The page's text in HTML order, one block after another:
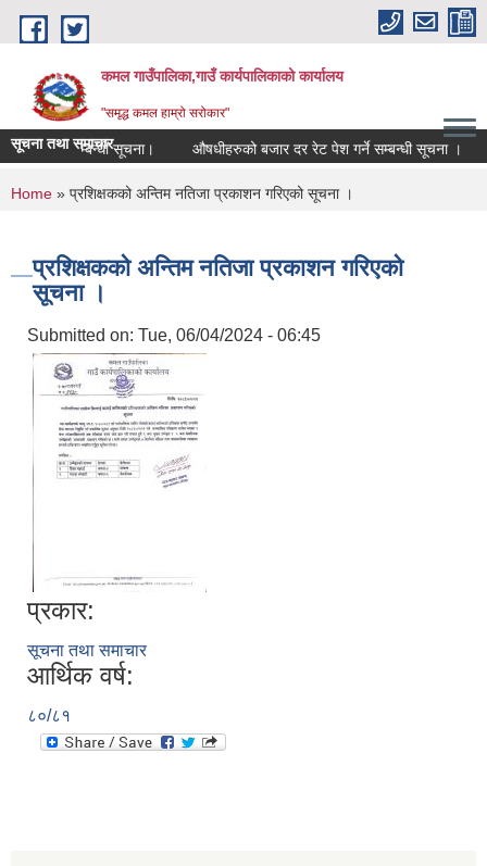
Skip to main content
कमल गाउँपालिका,गाउँ कार्यपालिकाको कार्यालय
"समृद्ध कमल हाम्रो सरोकार"
सूचना तथा समाचार
कर छुट सम्बन्धी सूचना। औषधीहरुको बजार दर रेट पेश गर्ने सम्बन्धी सूचना ।
You are here
Home » प्रशिक्षकको अन्तिम नतिजा प्रकाशन गरिएको सूचना ।
प्रशिक्षकको अन्तिम नतिजा प्रकाशन गरिएको
सूचना ।
Submitted on: Tue, 06/04/2024 - 06:45
प्रकार:
सूचना तथा समाचार
आर्थिक वर्ष:
८०/८१